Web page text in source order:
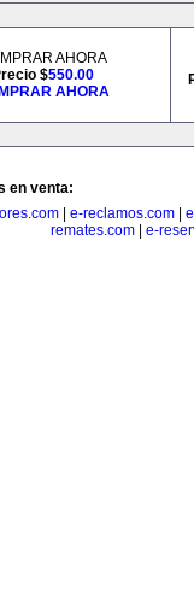
AHORA
$550.00
AHORA
en venta:
e-reclamos.com
remates.com| e-